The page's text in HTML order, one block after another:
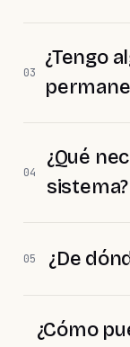
03
¿Tengo
04
¿Qué
sistema?
05 ¿De
¿Cómo